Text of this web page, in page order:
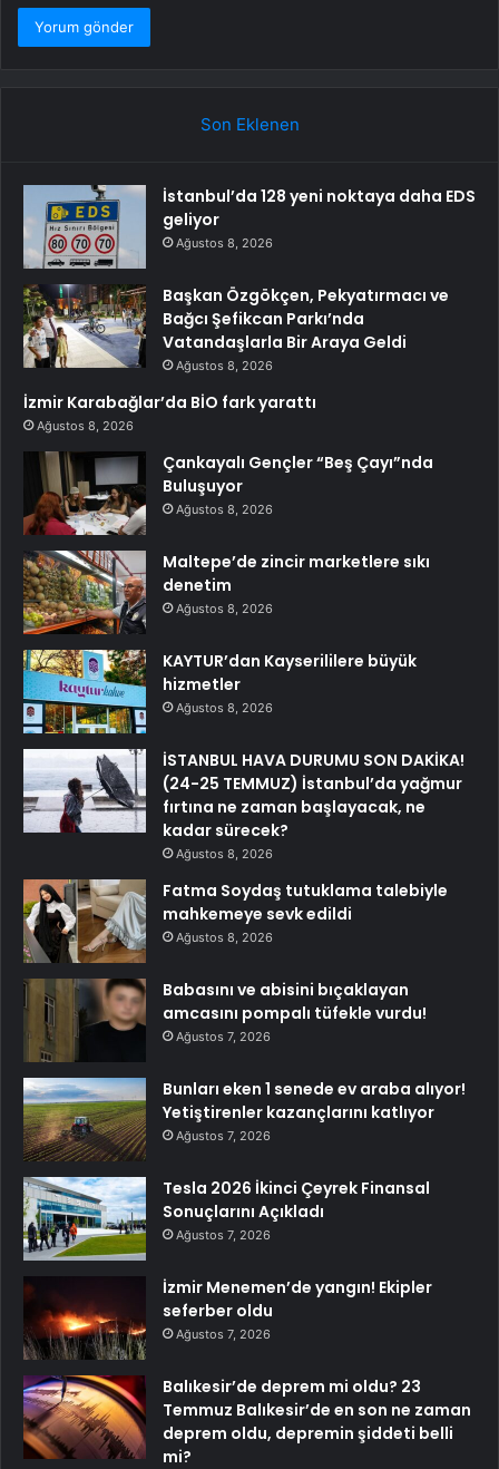
Son Eklenen
İstanbul’da 128 yeni noktaya daha EDS
geliyor
Ağustos 8, 2026
Başkan Özgökçen, Pekyatırmacı ve
Bağcı Şefikcan Parkı’nda
Vatandaşlarla Bir Araya Geldi
Ağustos 8, 2026
İzmir Karabağlar’da BİO fark yarattı
Ağustos 8, 2026
Çankayalı Gençler “Beş Çayı”nda
Buluşuyor
Ağustos 8, 2026
Maltepe’de zincir marketlere sıkı
denetim
Ağustos 8, 2026
KAYTUR’dan Kayserililere büyük
hizmetler
Ağustos 8, 2026
İSTANBUL HAVA DURUMU SON DAKİKA!
(24-25 TEMMUZ) İstanbul’da yağmur
fırtına ne zaman başlayacak, ne
kadar sürecek?
Ağustos 8, 2026
Fatma Soydaş tutuklama talebiyle
mahkemeye sevk edildi
Ağustos 8, 2026
Babasını ve abisini bıçaklayan
amcasını pompalı tüfekle vurdu!
Ağustos 7, 2026
Bunları eken 1 senede ev araba alıyor!
Yetiştirenler kazançlarını katlıyor
Ağustos 7, 2026
Tesla 2026 İkinci Çeyrek Finansal
Sonuçlarını Açıkladı
Ağustos 7, 2026
İzmir Menemen’de yangın! Ekipler
seferber oldu
Ağustos 7, 2026
Balıkesir’de deprem mi oldu? 23
Temmuz Balıkesir’de en son ne zaman
deprem oldu, depremin şiddeti belli
mi?